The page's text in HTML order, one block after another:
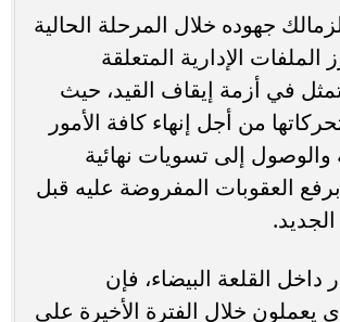
جهوده خلال المرحلة الحالية
الإدارية المتعلقة
في أزمة إيقاف القيد، حيث
من أجل إنهاء كافة الأمور
والوصول إلى تسويات نهائية
العقوبات المفروضة عليه قبل
القلعة البيضاء، فإن
يعملون خلال الفترة الأخيرة على